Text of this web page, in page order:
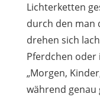
Lichterketten
durch den man
drehen sich
Pferdchen oder
„Morgen,
während genau